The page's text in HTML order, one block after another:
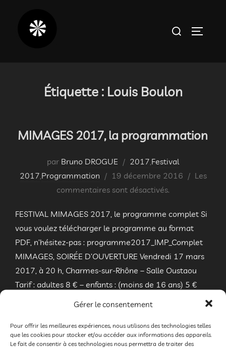
Gérer le consentement
Pour offrir les meilleures expériences, nous utilisons des technologies telles
que les cookies pour stocker et/ou accéder aux informations des appareils.
Le fait de consentir à ces technologies nous permettra de traiter des
Rechercher :
Étiquette : Louis Boulon
MIMAGES 2017, la programmation
par Bruno DROGUE 2017,Festival
2017,Programmation
Publié
le
19 décembre 2016
Les
commentaires sont désactivés.
FESTIVAL MIMAGES 2017, le programme complet Si
vous voulez télécharger le programme au format
PDF, n’hésitez-pas : programme2017_IMP_Complet
MIMAGES, SOIRÉE D’OUVERTURE Vendredi 17 mars
2017, à 20 h, Charmes-sur-Rhône – Salle Oustaou
Tarif : adultes 8 € – enfants : (moins de 16 ans) 5 €
Monsieur Loyal : Thierry Nadalini de la Compagnie
LIRE LA SUITE DE« MIMAGES 2017, LA